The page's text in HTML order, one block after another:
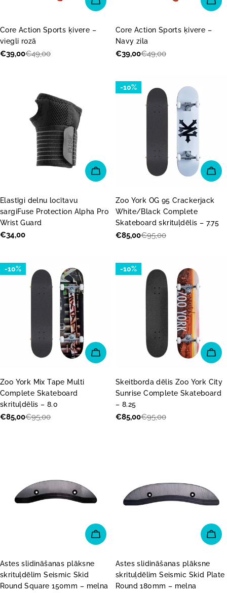
Core Action Sports ķivere –
viegli rozā
Akcijas
€39,00
Parastā€49,00
Core Action Sports ķivere –
Navy zila
Akcijas
€39,00
Parastā€49,00
PIEVIENOT GROZAM
Elastīgi delnu locītavu
sargiFuse Protection Alpha Pro
Wrist Guard
Parastā
€34,00
-10%
Zoo York OG 95 Crackerjack
White/Black Complete
Skateboard skrituļdēlis – 7.75
Akcijas
€85,00
Parastā€95,00
-10%
PIEVIENOT GROZAM
Zoo York Mix Tape Multi
Complete Skateboard
skrituļdēlis – 8.0
Akcijas
€85,00
Parastā€95,00
-10%
Skeitborda dēlis Zoo York City
Sunrise Complete Skateboard
– 8.25
Akcijas
€85,00
Parastā€95,00
PIEVIENOT GROZAM
Astes slidināšanas plāksne
skrituļdēlim Seismic Skid
Round Square 150mm – melna
Astes slidināšanas plāksne
skrituļdēlim Seismic Skid Plate
Round 180mm – melna